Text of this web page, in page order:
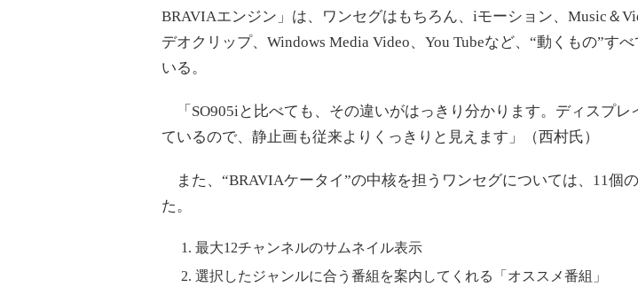
BRAVIAエンジン」は、ワンセグはもちろん、iモーション、Music＆
デオクリップ、Windows Media Video、You Tubeなど、“動くもの”す
いる。
「SO905iと比べても、その違いがはっきり分かります。ディスプレ
ているので、静止画も従来よりくっきりと見えます」（西村氏）
また、“BRAVIAケータイ”の中核を担うワンセグについては、11個
た。
最大12チャンネルのサムネイル表示
選択したジャンルに合う番組を案内してくれる「オススメ番組」